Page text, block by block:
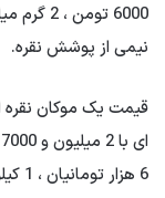
نیمی از پوشش نقره.
6 هزار تومانیان ، 1 کیلو از 1 کیلو شمش نقره ای با 1 مایل.